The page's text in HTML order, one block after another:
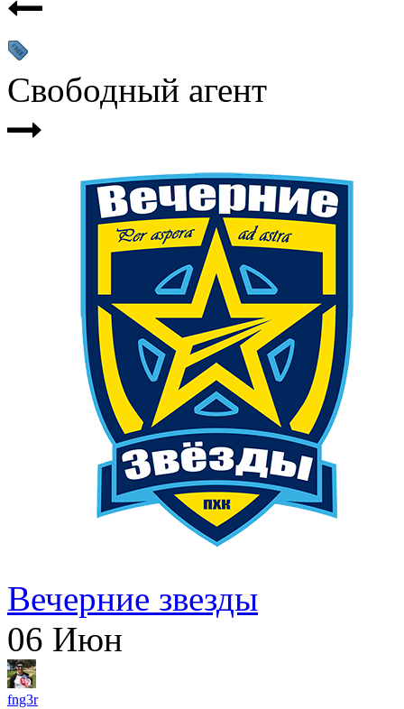
Свободный агент
Вечерние звезды
06 Июн
fng3r